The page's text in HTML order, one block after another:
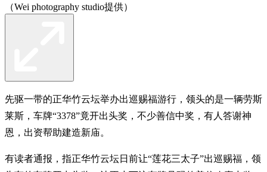
（Wei photography studio提供）
先驱一带的正华竹云坛举办出巡赐福游行，领头的是一辆劳斯
莱斯，车牌“3378”竟开出头奖，不少善信中奖，有人答谢神
恩，出资帮助建造新庙。
有读者通报，指正华竹云坛日前让“莲花三太子”出巡赐福，领